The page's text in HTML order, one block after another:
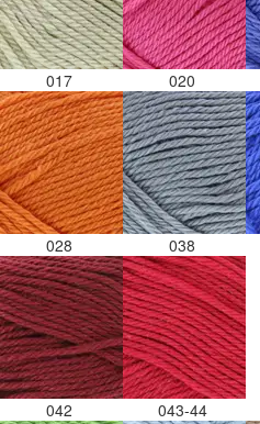
017 020
028 038
042 043-44